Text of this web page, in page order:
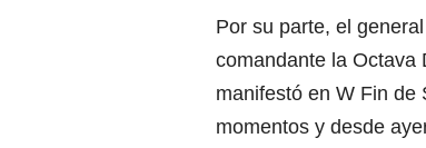
Por su parte, el
comandante la Octava
manifestó en W Fin de
momentos y desde